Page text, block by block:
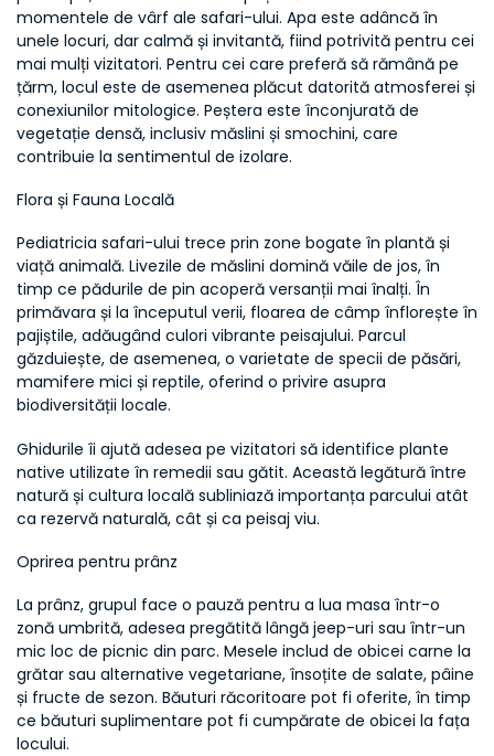
momentele de vârf ale safari-ului. Apa este adâncă în
unele locuri, dar calmă și invitantă, fiind potrivită pentru cei
mai mulți vizitatori. Pentru cei care preferă să rămână pe
țărm, locul este de asemenea plăcut datorită atmosferei și
conexiunilor mitologice. Peștera este înconjurată de
vegetație densă, inclusiv măslini și smochini, care
contribuie la sentimentul de izolare.
Flora și Fauna Locală
Pediatricia safari-ului trece prin zone bogate în plantă și
viață animală. Livezile de măslini domină văile de jos, în
timp ce pădurile de pin acoperă versanții mai înalți. În
primăvara și la începutul verii, floarea de câmp înflorește în
pajiștile, adăugând culori vibrante peisajului. Parcul
găzduiește, de asemenea, o varietate de specii de păsări,
mamifere mici și reptile, oferind o privire asupra
biodiversității locale.
Ghidurile îi ajută adesea pe vizitatori să identifice plante
native utilizate în remedii sau gătit. Această legătură între
natură și cultura locală subliniază importanța parcului atât
ca rezervă naturală, cât și ca peisaj viu.
Oprirea pentru prânz
La prânz, grupul face o pauză pentru a lua masa într-o
zonă umbrită, adesea pregătită lângă jeep-uri sau într-un
mic loc de picnic din parc. Mesele includ de obicei carne la
grătar sau alternative vegetariane, însoțite de salate, pâine
și fructe de sezon. Băuturi răcoritoare pot fi oferite, în timp
ce băuturi suplimentare pot fi cumpărate de obicei la fața
locului.